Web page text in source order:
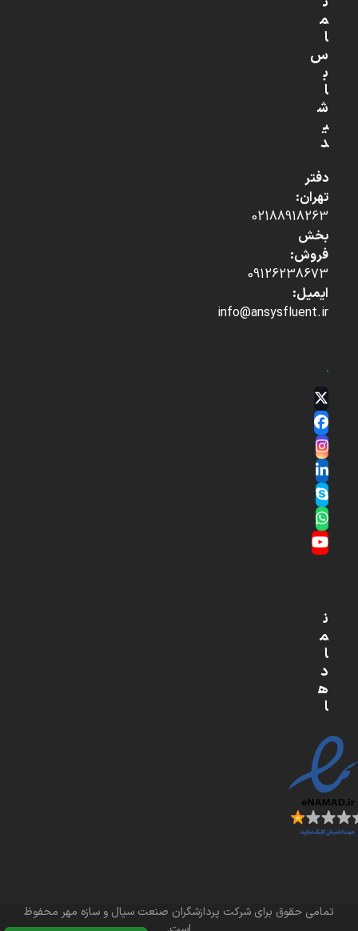
م
ا
س
ب
ا
ش
ی
د
دفتر
تهران:
02188918263
بخش
فروش:
09126238673
ایمیل:
info@ansysfluent.ir
Twitter
(deprecated)
Facebook
Instagram
LinkedIn
Skype
Whatsapp
YouTube
ن
م
ا
د
ه
ا
تمامی حقوق برای شرکت پردازشگران صنعت سیال و سازه مهر محفوظ